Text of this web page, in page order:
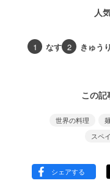
人
1 なす 2 きゅうり
この記
世界の料理
スペ